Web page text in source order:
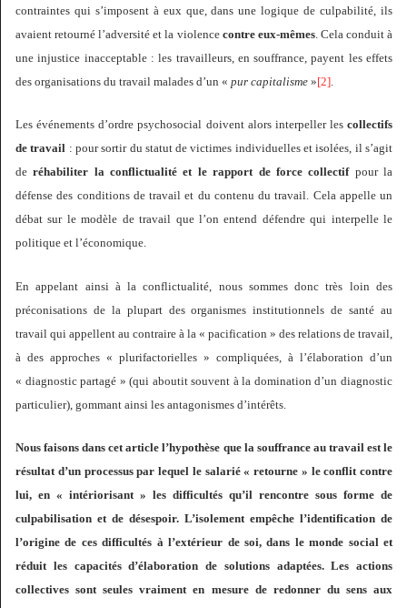
contraintes qui s’imposent à eux que, dans une logique de culpabilité, ils
avaient retourné l’adversité et la violence contre eux-mêmes. Cela conduit à
une injustice inacceptable : les travailleurs, en souffrance, payent les effets
des organisations du travail malades d’un « pur capitalisme »[2].
Les événements d’ordre psychosocial doivent alors interpeller les collectifs
de travail : pour sortir du statut de victimes individuelles et isolées, il s’agit
deréhabiliter la conflictualité et le rapport de force collectifpour la
défense des conditions de travail et du contenu du travail. Cela appelle un
débat sur le modèle de travail que l’on entend défendre qui interpelle le
politique et l’économique.
En appelant ainsi à la conflictualité, nous sommes donc très loin des
préconisations de la plupart des organismes institutionnels de santé au
travail qui appellent au contraire à la « pacification » des relations de travail,
à des approches « plurifactorielles » compliquées, à l’élaboration d’un
« diagnostic partagé » (qui aboutit souvent à la domination d’un diagnostic
particulier), gommant ainsi les antagonismes d’intérêts.
Nous faisons dans cet article l’hypothèse que la souffrance au travail est le
résultat d’un processus par lequel le salarié « retourne » le conflit contre
lui, en « intériorisant » les difficultés qu’il rencontre sous forme de
culpabilisation et de désespoir. L’isolement empêche l’identification de
l’origine de ces difficultés à l’extérieur de soi, dans le monde social et
réduit les capacités d’élaboration de solutions adaptées. Les actions
collectives sont seules vraiment en mesure de redonner du sens aux